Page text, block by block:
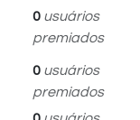
0 usuários
premiados
0 usuários
premiados